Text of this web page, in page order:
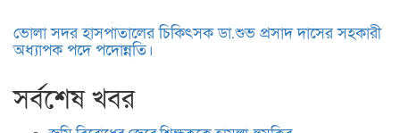
ভোলা সদর হাসপাতালের চিকিৎসক ডা.শুভ প্রসাদ দাসের সহকারী
অধ্যাপক পদে পদোন্নতি।
সর্বশেষ খবর